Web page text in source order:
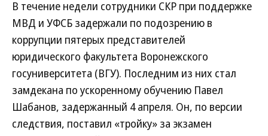
В течение недели сотрудники СКР при поддержке
МВД и УФСБ задержали по подозрению в
коррупции пятерых представителей
юридического факультета Воронежского
госуниверситета (ВГУ). Последним из них стал
замдекана по ускоренному обучению Павел
Шабанов, задержанный 4 апреля. Он, по версии
следствия, поставил «тройку» за экзамен